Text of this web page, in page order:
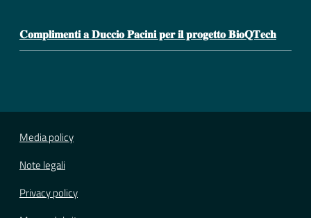
𝐂𝐨𝐦𝐩𝐥𝐢𝐦𝐞𝐧𝐭𝐢 𝐚 𝐃𝐮𝐜𝐜𝐢𝐨 𝐏𝐚𝐜𝐢𝐧𝐢 𝐩𝐞𝐫 𝐢𝐥 𝐩𝐫𝐨𝐠𝐞𝐭𝐭𝐨 𝐁𝐢𝐨𝐐𝐓𝐞𝐜𝐡
Media policy
Note legali
Privacy policy